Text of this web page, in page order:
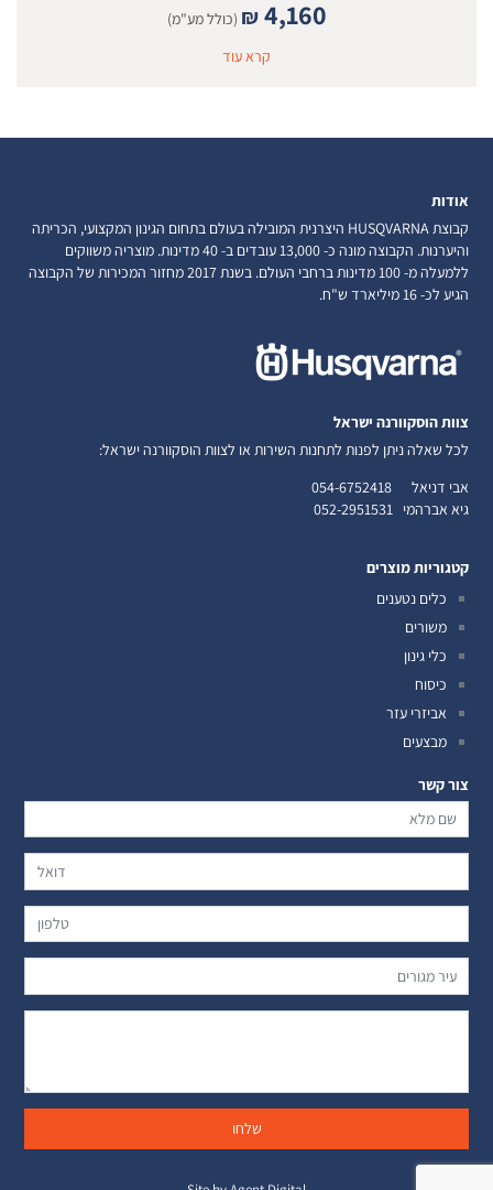
₪ 4,160
(כולל מע"מ)
קרא עוד
אודות
קבוצת HUSQVARNA היצרנית המובילה בעולם בתחום הגינון המקצועי, הכריתה
והיערנות. הקבוצה מונה כ- 13,000 עובדים ב- 40 מדינות. מוצריה משווקים
ללמעלה מ- 100 מדינות ברחבי העולם. בשנת 2017 מחזור המכירות של הקבוצה
הגיע לכ- 16 מיליארד ש"ח.
צוות הוסקוורנה ישראל
לכל שאלה ניתן לפנות לתחנות השירות או לצוות הוסקוורנה ישראל:
אבי דניאל 054-6752418
גיא אברהמי 052-2951531
קטגוריות מוצרים
כלים נטענים
משורים
כלי גינון
כיסוח
אביזרי עזר
מבצעים
צור קשר